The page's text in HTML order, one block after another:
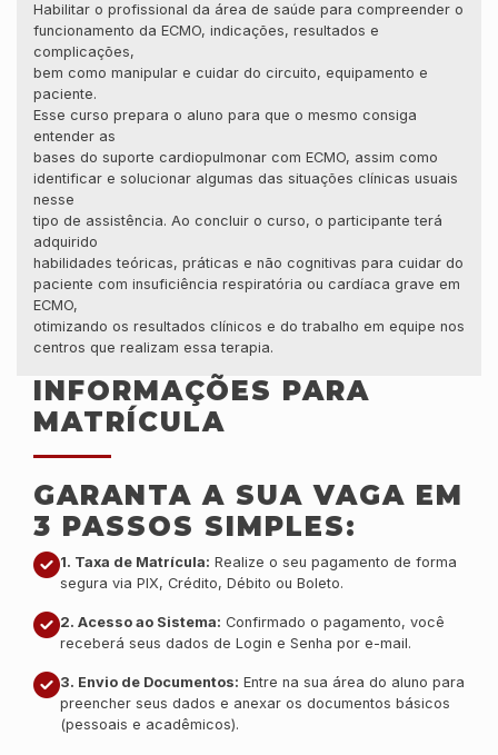
Habilitar o profissional da área de saúde para compreender o
funcionamento da ECMO, indicações, resultados e
complicações,
bem como manipular e cuidar do circuito, equipamento e
paciente.
Esse curso prepara o aluno para que o mesmo consiga
entender as
bases do suporte cardiopulmonar com ECMO, assim como
identificar e solucionar algumas das situações clínicas usuais
nesse
tipo de assistência. Ao concluir o curso, o participante terá
adquirido
habilidades teóricas, práticas e não cognitivas para cuidar do
paciente com insuficiência respiratória ou cardíaca grave em
ECMO,
otimizando os resultados clínicos e do trabalho em equipe nos
centros que realizam essa terapia.
INFORMAÇÕES PARA
MATRÍCULA
GARANTA A SUA VAGA EM
3 PASSOS SIMPLES:
1. Taxa de Matrícula: Realize o seu pagamento de forma
segura via PIX, Crédito, Débito ou Boleto.
2. Acesso ao Sistema: Confirmado o pagamento, você
receberá seus dados de Login e Senha por e-mail.
3. Envio de Documentos: Entre na sua área do aluno para
preencher seus dados e anexar os documentos básicos
(pessoais e acadêmicos).